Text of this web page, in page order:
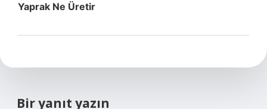
Yaprak Ne Üretir
Bir yanıt yazın